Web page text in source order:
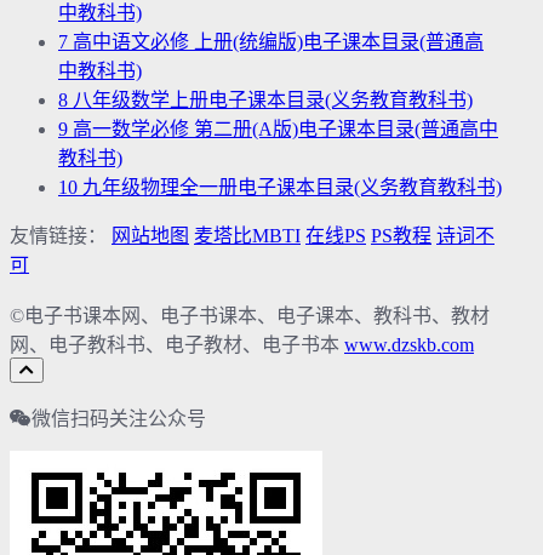
中教科书)
7 高中语文必修 上册(统编版)电子课本目录(普通高
中教科书)
8 八年级数学上册电子课本目录(义务教育教科书)
9 高一数学必修 第二册(A版)电子课本目录(普通高中
教科书)
10 九年级物理全一册电子课本目录(义务教育教科书)
友情链接： 网站地图 麦塔比MBTI 在线PS PS教程 诗词不
可
©电子书课本网、电子书课本、电子课本、教科书、教材
网、电子教科书、电子教材、电子书本 www.dzskb.com
微信扫码关注公众号